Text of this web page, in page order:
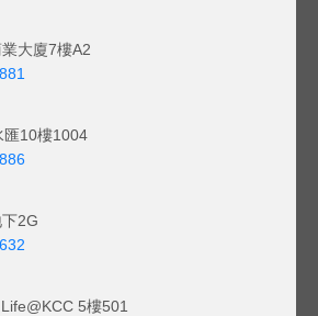
大廈7樓A2
匯10樓1004
2G
5樓501